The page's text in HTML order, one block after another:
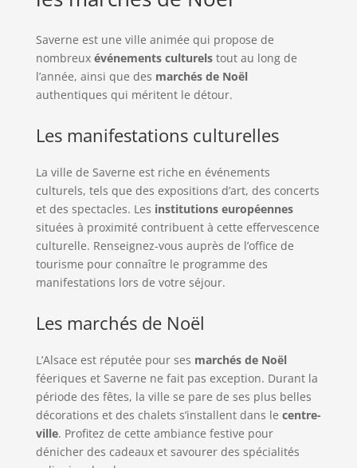
Saverne est une ville animée qui propose de
nombreux événements culturelstout au long de
l’année, ainsi que des marchés de Noël
authentiques qui méritent le détour.
Les manifestations culturelles
La ville de Saverne est riche en événements
culturels, tels que des expositions d’art, des concerts
et des spectacles. Les institutions européennes
situées à proximité contribuent à cette effervescence
culturelle. Renseignez-vous auprès de l’office de
tourisme pour connaître le programme des
manifestations lors de votre séjour.
Les marchés de Noël
L’Alsace est réputée pour ses marchés de Noël
féeriques et Saverne ne fait pas exception. Durant la
période des fêtes, la ville se pare de ses plus belles
décorations et des chalets s’installent dans le centre-
ville. Profitez de cette ambiance festive pour
dénicher des cadeaux et savourer des spécialités